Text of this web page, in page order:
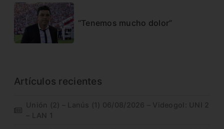
“Tenemos mucho dolor”
Artículos recientes
Unión (2) – Lanús (1) 06/08/2026 – Videogol: UNI 2
– LAN 1